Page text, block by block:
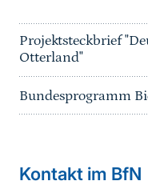
Projektsteckbrief
Otterland"
Bundesprogramm
Kontakt im BfN